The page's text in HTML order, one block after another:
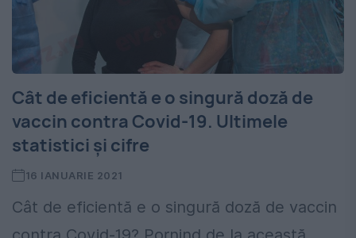
Cât de eficientă e o singură doză de
vaccin contra Covid-19. Ultimele
statistici şi cifre
16 IANUARIE 2021
Cât de eficientă e o singură doză de vaccin